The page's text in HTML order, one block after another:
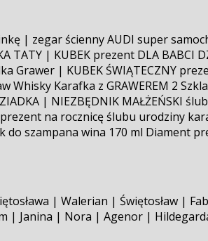
| zegar ścienny AUDI super
TATY | KUBEK prezent DLA
Grawer | KUBEK ŚWIĄTECZNY
Karafka z GRAWEREM 2
| NIEZBĘDNIK MAŁŻEŃSKI
na rocznicę ślubu urodziny
do szampana wina 170 ml
| Walerian | Świętosław
| Janina | Nora | Agenor |